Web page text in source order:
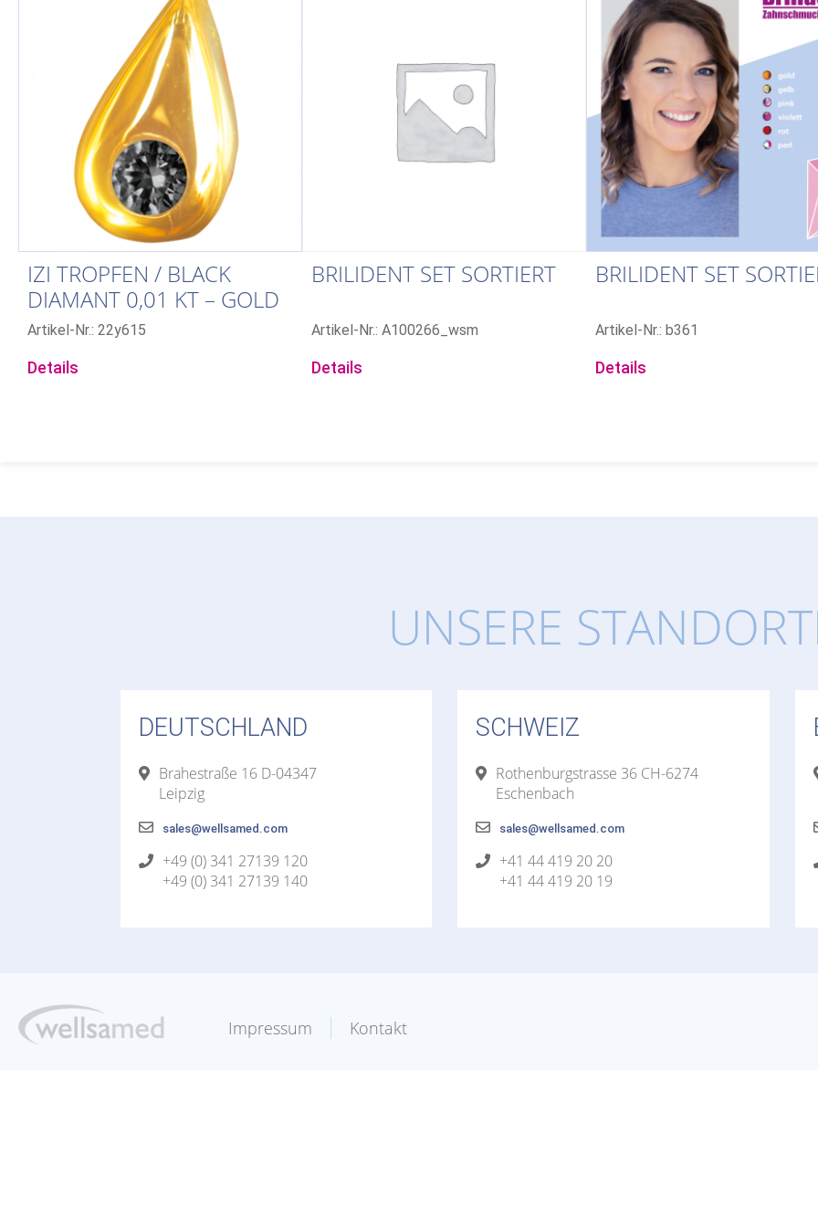
IZI TROPFEN / BLACK
DIAMANT 0,01 KT – GOLD
Artikel-Nr.: 22y615
Details
BRILIDENT SET SORTIERT
Artikel-Nr.: A100266_wsm
Details
BRILIDENT SET
Artikel-Nr.: b361
Details
UNSERE
DEUTSCHLAND
Brahestraße 16 D-04347
Leipzig
sales@wellsamed.com
+49 (0) 341 27139 120
+49 (0) 341 27139 140
SCHWEIZ
Rothenburgstrasse 36 CH-6274
Eschenbach
sales@wellsamed.com
+41 44 419 20 20
+41 44 419 20 19
Impressum Kontakt